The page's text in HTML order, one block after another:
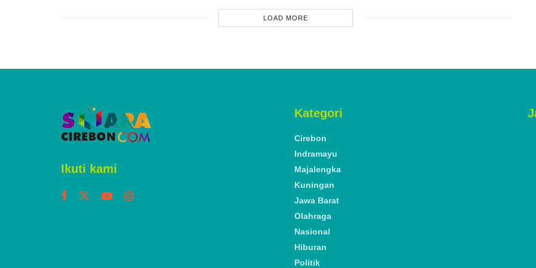
LOAD MORE
Home Cirebon
Pemdes Serang Cirebon Siap
Pertahankan Aset, Ono Surono:
Sengketa Lahan Pemakaman Terkait
Sejarah Klenteng Jamblang